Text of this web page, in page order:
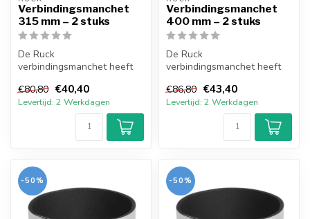
Verbindingsmanchet
315 mm – 2 stuks
De Ruck
verbindingsmanchet heeft
afdichting en is gemaakt
van ...
€80,80 €40,40
Levertijd: 2 Werkdagen
Verbindingsmanchet
400 mm – 2 stuks
De Ruck
verbindingsmanchet heeft
afdichting en is gemaakt
van ...
€86,80 €43,40
Levertijd: 2 Werkdagen
-50% -50%